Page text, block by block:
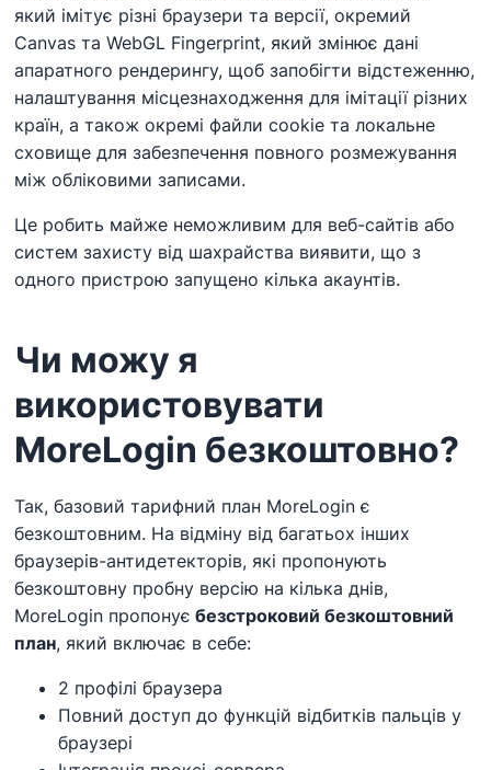
який імітує різні браузери та версії, окремий
Canvas та WebGL Fingerprint, який змінює дані
апаратного рендерингу, щоб запобігти відстеженню,
налаштування місцезнаходження для імітації різних
країн, а також окремі файли cookie та локальне
сховище для забезпечення повного розмежування
між обліковими записами.
Це робить майже неможливим для веб-сайтів або
систем захисту від шахрайства виявити, що з
одного пристрою запущено кілька акаунтів.
Чи можу я
використовувати
MoreLogin безкоштовно?
Так, базовий тарифний план MoreLogin є
безкоштовним. На відміну від багатьох інших
браузерів-антидетекторів, які пропонують
безкоштовну пробну версію на кілька днів,
MoreLogin пропонує безстроковий безкоштовний
план, який включає в себе:
2 профілі браузера
Повний доступ до функцій відбитків пальців у
браузері